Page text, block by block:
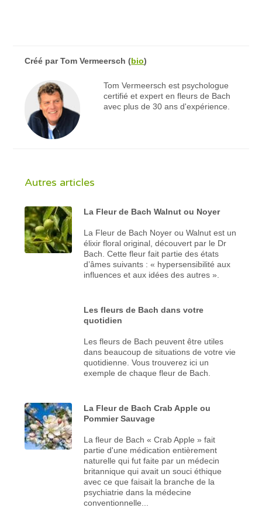
Créé parTom Vermeersch (bio)
Tom Vermeersch est psychologue
certifié et expert en fleurs de Bach
avec plus de 30 ans d'expérience.
Autres articles
La Fleur de Bach Walnut ou Noyer
La Fleur de Bach Noyer ou Walnut est un
élixir floral original, découvert par le Dr
Bach. Cette fleur fait partie des états
d’âmes suivants : « hypersensibilité aux
influences et aux idées des autres ».
Les fleurs de Bach dans votre
quotidien
Les fleurs de Bach peuvent être utiles
dans beaucoup de situations de votre vie
quotidienne. Vous trouverez ici un
exemple de chaque fleur de Bach.
La Fleur de Bach Crab Apple ou
Pommier Sauvage
La fleur de Bach « Crab Apple » fait
partie d'une médication entièrement
naturelle qui fut faite par un médecin
britannique qui avait un souci éthique
avec ce que faisait la branche de la
psychiatrie dans la médecine
conventionnelle...